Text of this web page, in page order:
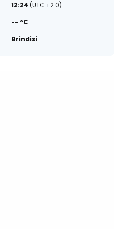
12:24 (UTC +2.0)
-- °C
Brindisi